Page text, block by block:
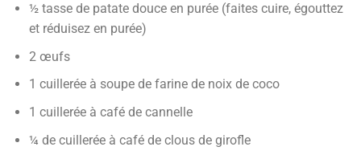
½ tasse de patate douce en purée (faites cuire, égouttez
et réduisez en purée)
2 œufs
1 cuillerée à soupe de farine de noix de coco
1 cuillerée à café de cannelle
¼ de cuillerée à café de clous de girofle